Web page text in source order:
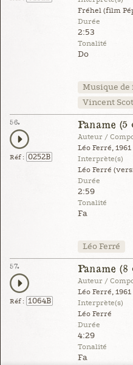
Fréhel (film
Durée
2:53
Tonalité
Do
Musique
Vincent
56.
Réf : 0252B
Paname (5
Auteur /
Léo Ferré, 1961
Interprète(s)
Léo Ferré
Durée
2:59
Tonalité
Fa
Léo Ferré
57.
Réf : 1064B
Paname (8
Auteur /
Léo Ferré, 1961
Interprète(s)
Léo Ferré
Durée
4:29
Tonalité
Fa